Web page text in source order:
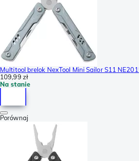
Multitool brelok NexTool Mini Sailor S11
109,99 zł
Na stanie
Porównaj